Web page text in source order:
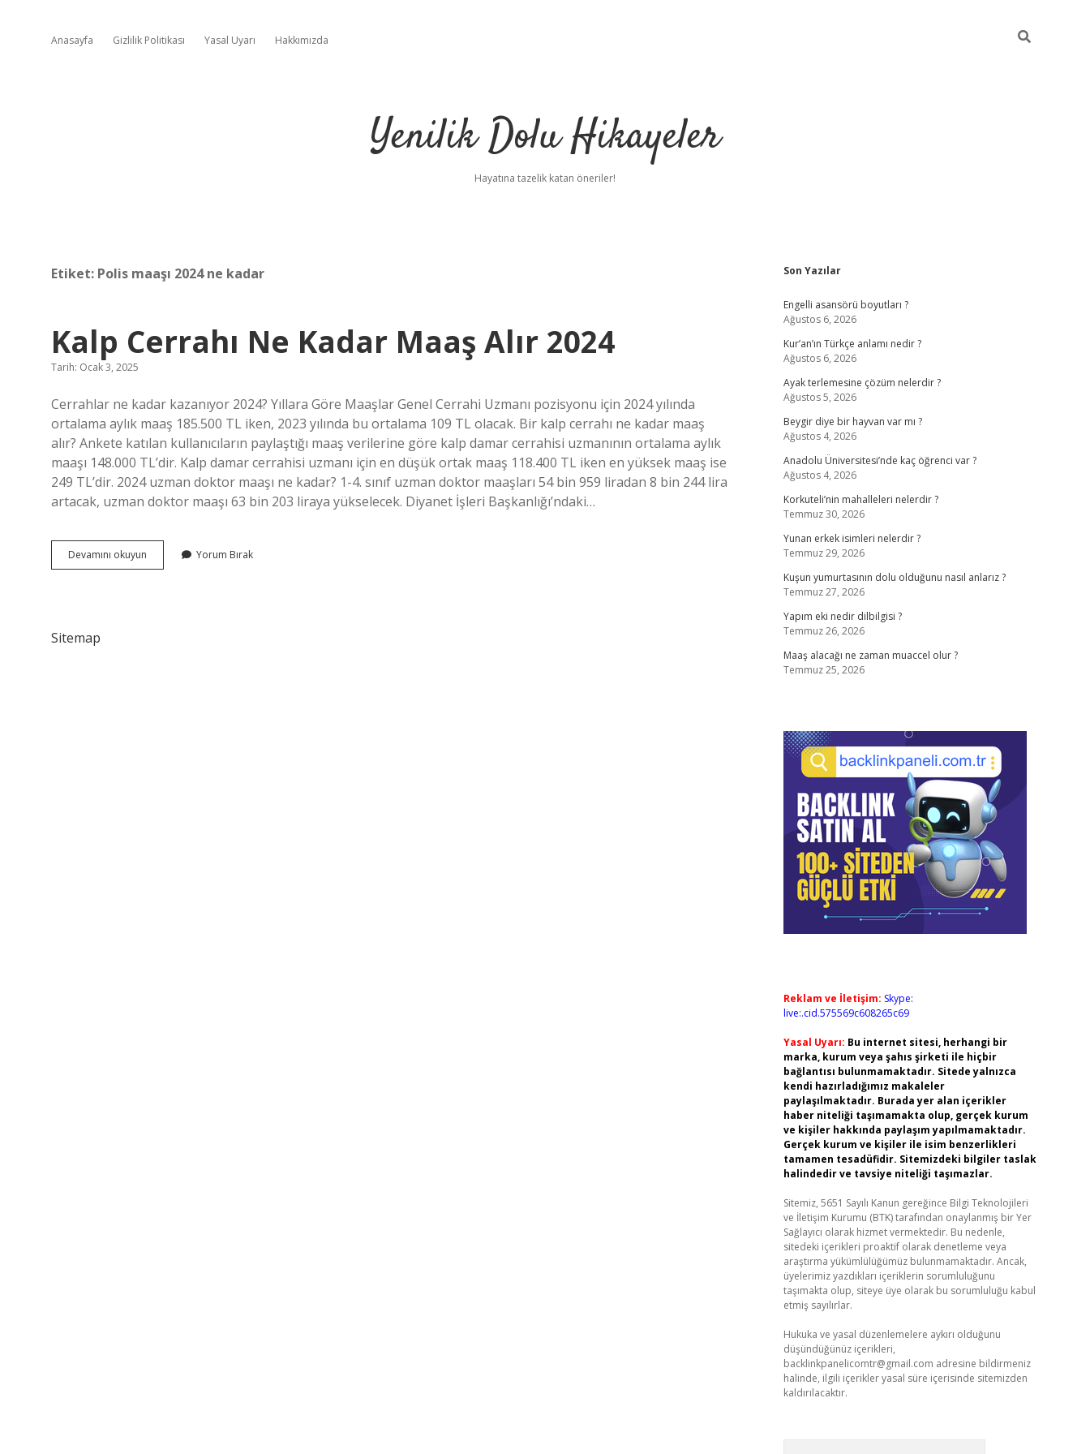
Anasayfa Gizlilik Politikası Yasal Uyarı Hakkımızda
Yenilik Dolu Hikayeler
Hayatına tazelik katan öneriler!
Etiket: Polis maaşı 2024 ne kadar
Kalp Cerrahı Ne Kadar Maaş Alır 2024
Tarih: Ocak 3, 2025
Cerrahlar ne kadar kazanıyor 2024? Yıllara Göre Maaşlar Genel Cerrahi Uzmanı pozisyonu için 2024 yılında
ortalama aylık maaş 185.500 TL iken, 2023 yılında bu ortalama 109 TL olacak. Bir kalp cerrahı ne kadar maaş
alır? Ankete katılan kullanıcıların paylaştığı maaş verilerine göre kalp damar cerrahisi uzmanının ortalama aylık
maaşı 148.000 TL’dir. Kalp damar cerrahisi uzmanı için en düşük ortak maaş 118.400 TL iken en yüksek maaş ise
249 TL’dir. 2024 uzman doktor maaşı ne kadar? 1-4. sınıf uzman doktor maaşları 54 bin 959 liradan 8 bin 244 lira
artacak, uzman doktor maaşı 63 bin 203 liraya yükselecek. Diyanet İşleri Başkanlığı’ndaki…
Devamını okuyun
Cerrahı
Yorum Bırak
Sitemap
Sidebar
Son Yazılar
Engelli asansörü boyutları ?
Ağustos 6, 2026
Kur’an’ın Türkçe anlamı nedir ?
Ağustos 6, 2026
Ayak terlemesine çözüm nelerdir ?
Ağustos 5, 2026
Beygir diye bir hayvan var mı ?
Ağustos 4, 2026
Anadolu Üniversitesi’nde kaç öğrenci var ?
Ağustos 4, 2026
Korkuteli’nin mahalleleri nelerdir ?
Temmuz 30, 2026
Yunan erkek isimleri nelerdir ?
Temmuz 29, 2026
Kuşun yumurtasının dolu olduğunu nasıl anlarız ?
Temmuz 27, 2026
Yapım eki nedir dilbilgisi ?
Temmuz 26, 2026
Maaş alacağı ne zaman muaccel olur ?
Temmuz 25, 2026
Reklam ve İletişim: Skype:
live:.cid.575569c608265c69
Yasal Uyarı: Bu internet sitesi, herhangi bir
marka, kurum veya şahıs şirketi ile hiçbir
bağlantısı bulunmamaktadır. Sitede yalnızca
kendi hazırladığımız makaleler
paylaşılmaktadır. Burada yer alan içerikler
haber niteliği taşımamakta olup, gerçek kurum
ve kişiler hakkında paylaşım yapılmamaktadır.
Gerçek kurum ve kişiler ile isim benzerlikleri
tamamen tesadüfidir. Sitemizdeki bilgiler taslak
halindedir ve tavsiye niteliği taşımazlar.
Sitemiz, 5651 Sayılı Kanun gereğince Bilgi Teknolojileri
ve İletişim Kurumu (BTK) tarafından onaylanmış bir Yer
Sağlayıcı olarak hizmet vermektedir. Bu nedenle,
sitedeki içerikleri proaktif olarak denetleme veya
araştırma yükümlülüğümüz bulunmamaktadır. Ancak,
üyelerimiz yazdıkları içeriklerin sorumluluğunu
taşımakta olup, siteye üye olarak bu sorumluluğu kabul
etmiş sayılırlar.
Hukuka ve yasal düzenlemelere aykırı olduğunu
düşündüğünüz içerikleri,
backlinkpanelicomtr@gmail.com adresine bildirmeniz
halinde, ilgili içerikler yasal süre içerisinde sitemizden
kaldırılacaktır.